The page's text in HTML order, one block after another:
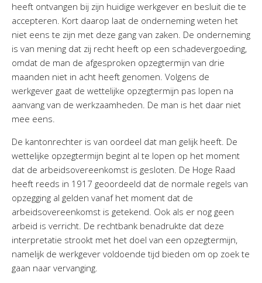
heeft ontvangen bij zijn huidige werkgever en besluit die te
accepteren. Kort daarop laat de onderneming weten het
niet eens te zijn met deze gang van zaken. De onderneming
is van mening dat zij recht heeft op een schadevergoeding,
omdat de man de afgesproken opzegtermijn van drie
maanden niet in acht heeft genomen. Volgens de
werkgever gaat de wettelijke opzegtermijn pas lopen na
aanvang van de werkzaamheden. De man is het daar niet
mee eens.
De kantonrechter is van oordeel dat man gelijk heeft. De
wettelijke opzegtermijn begint al te lopen op het moment
dat de arbeidsovereenkomst is gesloten. De Hoge Raad
heeft reeds in 1917 geoordeeld dat de normale regels van
opzegging al gelden vanaf het moment dat de
arbeidsovereenkomst is getekend. Ook als er nog geen
arbeid is verricht. De rechtbank benadrukte dat deze
interpretatie strookt met het doel van een opzegtermijn,
namelijk de werkgever voldoende tijd bieden om op zoek te
gaan naar vervanging.